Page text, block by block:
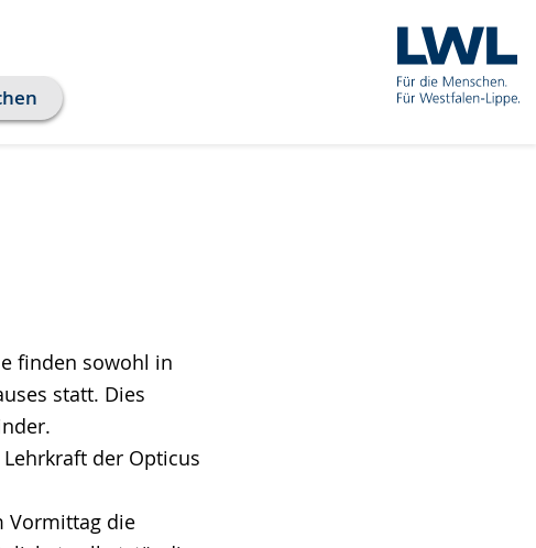
finden sowohl in
statt. Dies
der Opticus
Vormittag die